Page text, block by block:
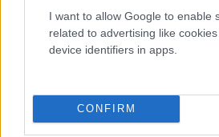
I want to allow Google to enable
related to advertising like
device identifiers in apps.
CONFIRM
«Θα ελεγχθούν όλοι, όποιος
έχει βαριά πρόστιμα. Τα
την εφοδιαστική αλυσίδα».